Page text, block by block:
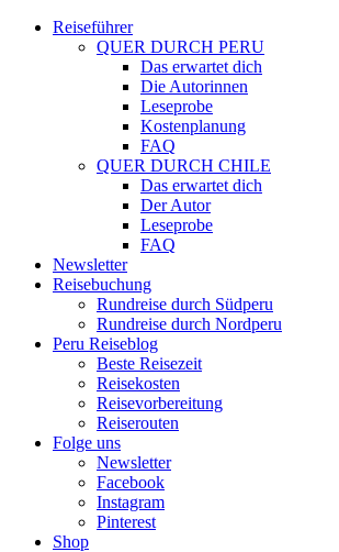
Reiseführer
QUER DURCH PERU
Das erwartet dich
Die Autorinnen
Leseprobe
Kostenplanung
FAQ
QUER DURCH CHILE
Das erwartet dich
Der Autor
Leseprobe
FAQ
Newsletter
Reisebuchung
Rundreise durch Südperu
Rundreise durch Nordperu
Peru Reiseblog
Beste Reisezeit
Reisekosten
Reisevorbereitung
Reiserouten
Folge uns
Newsletter
Facebook
Instagram
Pinterest
Shop